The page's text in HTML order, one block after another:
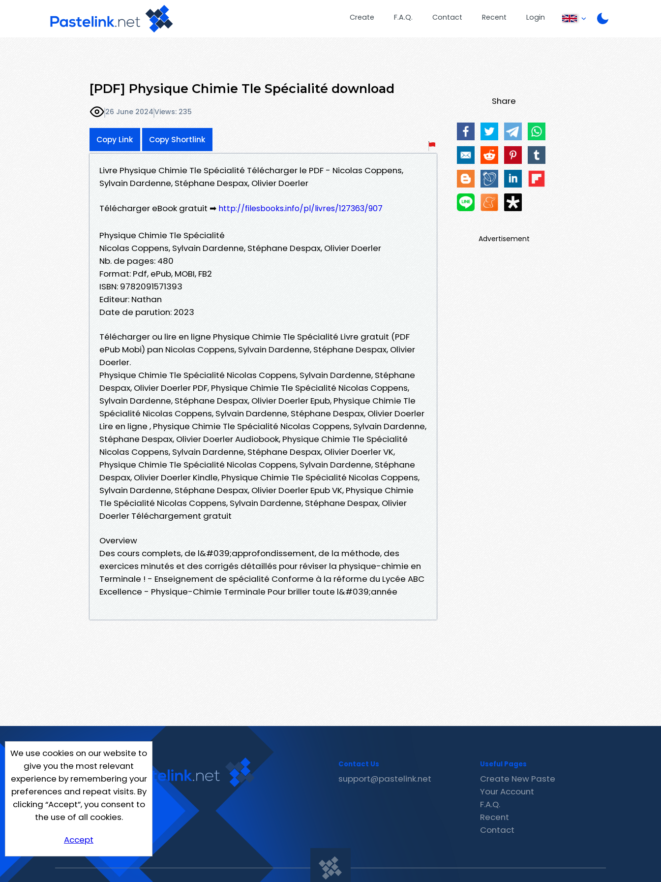
Create F.A.Q. Contact Recent Login
[PDF] Physique Chimie Tle Spécialité download
26 June 2024Views: 235
Copy Link Copy Shortlink
Livre Physique Chimie Tle Spécialité Télécharger le PDF - Nicolas Coppens,
Sylvain Dardenne, Stéphane Despax, Olivier Doerler
Télécharger eBook gratuit ➡ http://filesbooks.info/pl/livres/127363/907
Physique Chimie Tle Spécialité
Nicolas Coppens, Sylvain Dardenne, Stéphane Despax, Olivier Doerler
Nb. de pages: 480
Format: Pdf, ePub, MOBI, FB2
ISBN: 9782091571393
Editeur: Nathan
Date de parution: 2023
Télécharger ou lire en ligne Physique Chimie Tle Spécialité Livre gratuit (PDF
ePub Mobi) pan Nicolas Coppens, Sylvain Dardenne, Stéphane Despax, Olivier
Doerler.
Physique Chimie Tle Spécialité Nicolas Coppens, Sylvain Dardenne, Stéphane
Despax, Olivier Doerler PDF, Physique Chimie Tle Spécialité Nicolas Coppens,
Sylvain Dardenne, Stéphane Despax, Olivier Doerler Epub, Physique Chimie Tle
Spécialité Nicolas Coppens, Sylvain Dardenne, Stéphane Despax, Olivier Doerler
Lire en ligne , Physique Chimie Tle Spécialité Nicolas Coppens, Sylvain Dardenne,
Stéphane Despax, Olivier Doerler Audiobook, Physique Chimie Tle Spécialité
Nicolas Coppens, Sylvain Dardenne, Stéphane Despax, Olivier Doerler VK,
Physique Chimie Tle Spécialité Nicolas Coppens, Sylvain Dardenne, Stéphane
Despax, Olivier Doerler Kindle, Physique Chimie Tle Spécialité Nicolas Coppens,
Sylvain Dardenne, Stéphane Despax, Olivier Doerler Epub VK, Physique Chimie
Tle Spécialité Nicolas Coppens, Sylvain Dardenne, Stéphane Despax, Olivier
Doerler Téléchargement gratuit
Overview
Des cours complets, de l&#039;approfondissement, de la méthode, des
exercices minutés et des corrigés détaillés pour réviser la physique-chimie en
Terminale ! - Enseignement de spécialité Conforme à la réforme du Lycée ABC
Excellence - Physique-Chimie Terminale Pour briller toute l&#039;année
Share
Advertisement
We use cookies on our website to
give you the most relevant
experience by remembering your
preferences and repeat visits. By
clicking “Accept”, you consent to
the use of all cookies.
Accept
Contact Us
support@pastelink.net
Useful Pages
Create New Paste
Your Account
F.A.Q.
Recent
Contact